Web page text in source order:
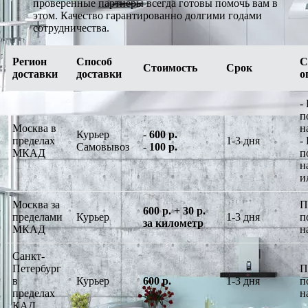
проверенные партнеры всегда готовы помочь вам в
этом. Качество гарантированно долгими годами
сотрудничества.
Регион
доставки
Способ
доставки
Стоимость Срок
Москва в
пределах
МКАД
Курьер
Самовывоз
-600 р.
-100 р.
1-3 дня
-
-
Москва за
пределами
МКАД
Курьер
600 р. + 30 р.
за километр
1-3 дня
Санкт-
Петербург
в
пределах
КАД
Курьер 600 р. 1-3 дня